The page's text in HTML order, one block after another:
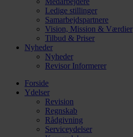
Ledige stillinger
Samarbejdspartnere
Vision, Mission & Værdier
Tilbud & Priser
Nyheder
Nyheder
Revisor Informerer
Forside
Ydelser
Revision
Regnskab
Rådgivning
Serviceydelser